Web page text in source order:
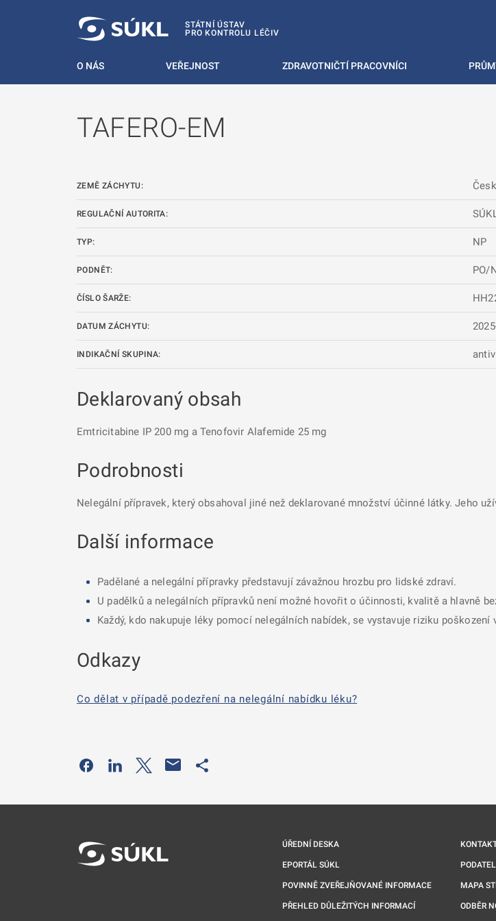
STÁTNÍ ÚSTAV
PRO KONTROLU LÉČIV
O NÁS VEŘEJNOST ZDRAVOTNIČTÍ PRACOVNÍCI
TAFERO-EM
ZEMĚ ZÁCHYTU:
REGULAČNÍ AUTORITA:
TYP: NP
PODNĚT: PO/
ČÍSLO ŠARŽE:
DATUM ZÁCHYTU:
INDIKAČNÍ SKUPINA:
Deklarovaný obsah
Emtricitabine IP 200 mg a Tenofovir Alafemide 25 mg
Podrobnosti
Nelegální přípravek, který obsahoval jiné než deklarované množství účinné látky. Jeho
Další informace
Padělané a nelegální přípravky představují závažnou hrozbu pro lidské zdraví.
U padělků a nelegálních přípravků není možné hovořit o účinnosti, kvalitě a hlavně
Každý, kdo nakupuje léky pomocí nelegálních nabídek, se vystavuje riziku
Odkazy
Co dělat v případě podezření na nelegální nabídku léku?
Odkaz se otevře na nové kartě
Odkaz se otevře na nové kartě
Odkaz se otevře na nové kartě
ÚŘEDNÍ DESKA
EPORTÁL SÚKL
POVINNĚ ZVEŘEJŇOVANÉ INFORMACE
PŘEHLED DŮLEŽITÝCH INFORMACÍ
MAPA
ODBĚR